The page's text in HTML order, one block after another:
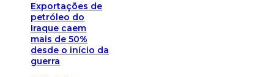
Exportações de
petróleo do
Iraque caem
mais de 50%
desde o início da
guerra